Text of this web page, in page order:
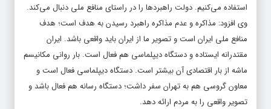
استفاده می‌کنیم. دولت راهبردها را در راستای منافع ملی دنبال می‌کند.
وی افزود: مذاکره و عدم مذاکره راهبرد رسیدن به هدف است؛ هدف
منافع ملی ایران است و تصویر ما از ایران باید واقعی باشد. ایران
مقتدرانه ایستاده و دستگاه دیپلماسی هم فعال است. بار روانی مکانیسم
ماشه از بار اقتصادی آن بیشتر است. دستگاه دیپلماسی فعال است و
معاون گروسی هم به تهران سفر داشت؛ دستگاه رسانه هم فعال باشد و
تصویر واقعی را به مردم ارائه دهد.